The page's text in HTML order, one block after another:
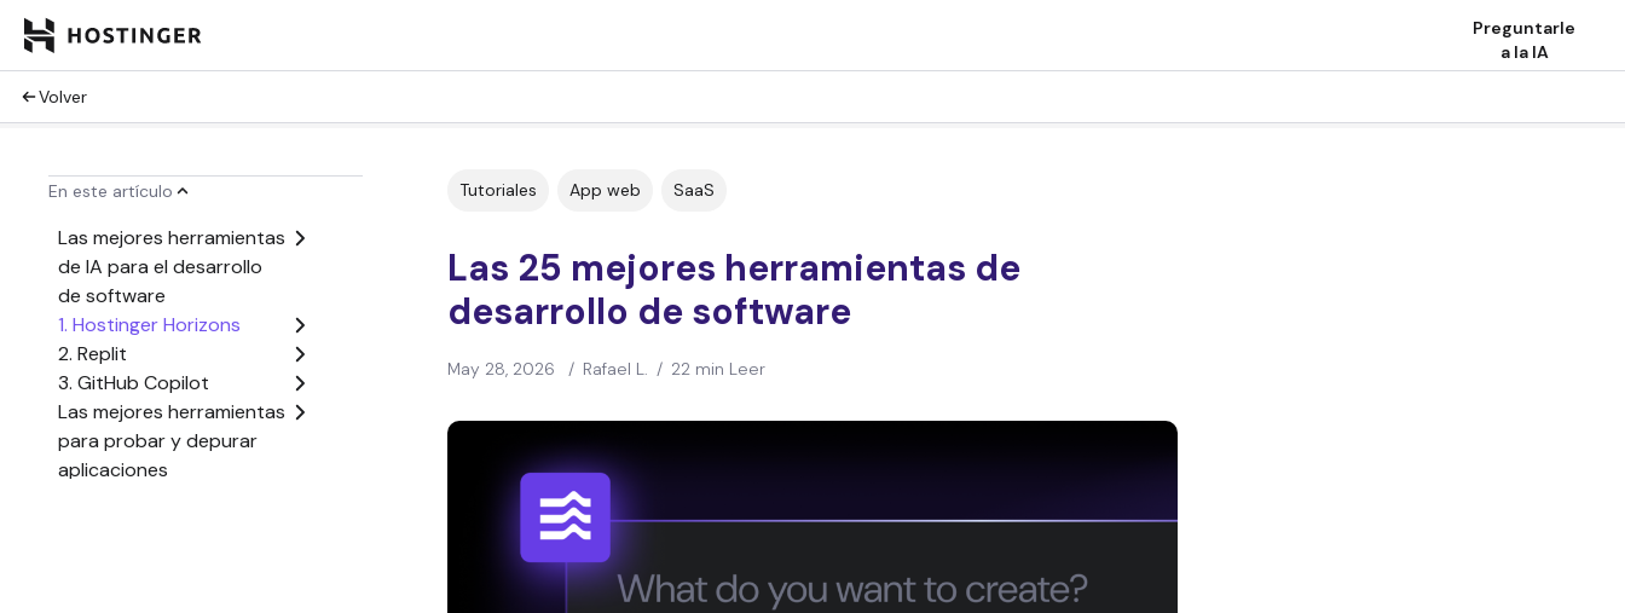
Preguntarle
a la IA
Volver
En este artículo
Las mejores herramientas
de IA para el desarrollo
de software
1. Hostinger Horizons
2. Replit
3. GitHub Copilot
Las mejores herramientas
para probar y depurar
aplicaciones
Tutoriales App web SaaS
Las 25 mejores herramientas de
desarrollo de software
May 28, 2026 / Rafael L. / 22 min Leer